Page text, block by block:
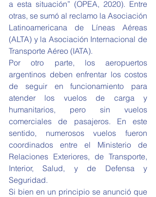
a esta situación” (OPEA, 2020). Entre
otras, se sumó al reclamo la Asociación
Latinoamericana de Líneas Aéreas
(ALTA) y la Asociación Internacional de
Transporte Aéreo (IATA).
Por otro parte, los aeropuertos
argentinos deben enfrentar los costos
de seguir en funcionamiento para
atender los vuelos de carga y
humanitarios, pero sin vuelos
comerciales de pasajeros. En este
sentido, numerosos vuelos fueron
coordinados entre el Ministerio de
Relaciones Exteriores, de Transporte,
Interior, Salud, y de Defensa y
Seguridad.
Si bien en un principio se anunció que